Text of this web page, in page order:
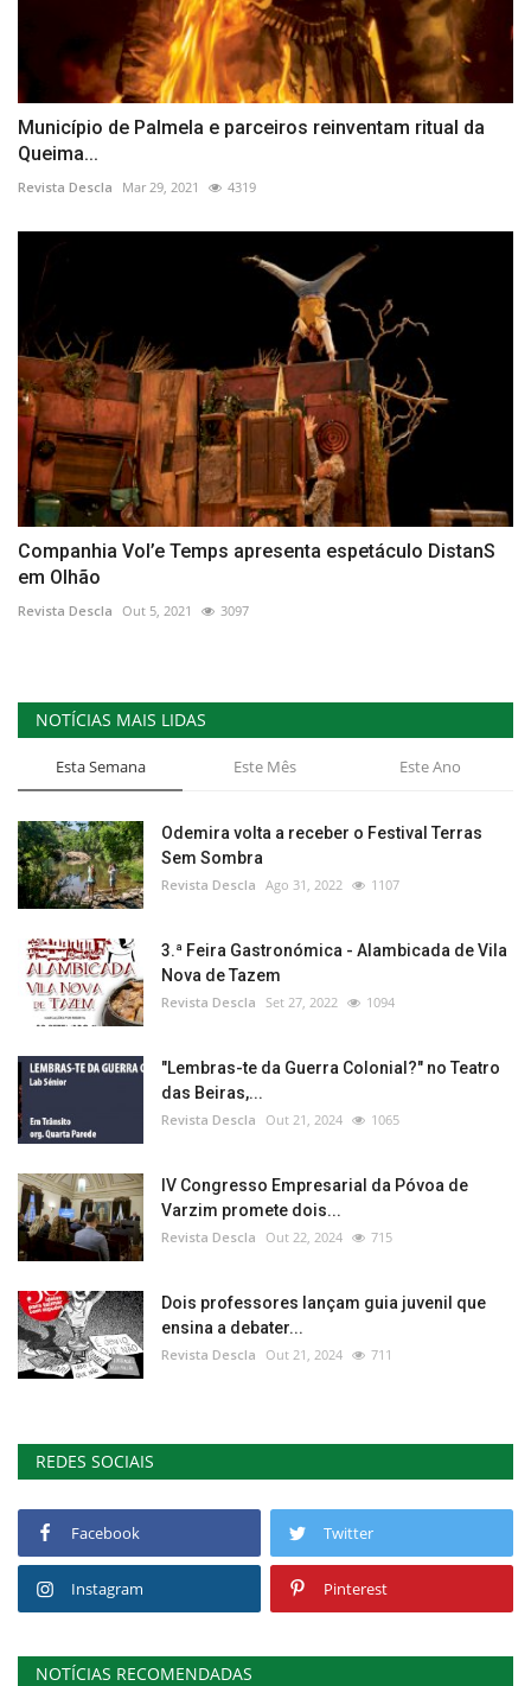
Município de Palmela e parceiros reinventam ritual da
Queima...
Revista Descla Mar 29, 2021 4319
Companhia Vol’e Temps apresenta espetáculo DistanS
em Olhão
Revista Descla Out 5, 2021 3097
NOTÍCIAS MAIS LIDAS
Esta Semana Este Mês Este Ano
Odemira volta a receber o Festival Terras
Sem Sombra
Revista Descla Ago 31, 2022 1107
3.ª Feira Gastronómica - Alambicada de Vila
Nova de Tazem
Revista Descla Set 27, 2022 1094
"Lembras-te da Guerra Colonial?" no Teatro
das Beiras,...
Revista Descla Out 21, 2024 1065
IV Congresso Empresarial da Póvoa de
Varzim promete dois...
Revista Descla Out 22, 2024 715
Dois professores lançam guia juvenil que
ensina a debater...
Revista Descla Out 21, 2024 711
REDES SOCIAIS
Facebook Twitter
Instagram Pinterest
NOTÍCIAS RECOMENDADAS